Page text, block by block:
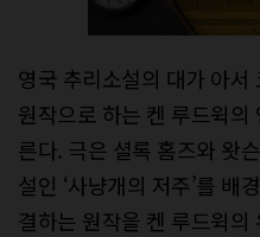
영국 추리소설의 대가 아
원작으로 하는 켄 루드윅
른다. 극은 셜록 홈즈와 왓
설인 ‘사냥개의 저주’를 배
결하는 원작을 켄 루드윅의